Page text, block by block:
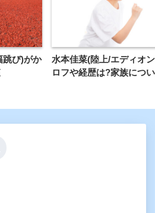
跳び)がか
水本佳菜(陸上/エディオ
ロフや経歴は?家族につ